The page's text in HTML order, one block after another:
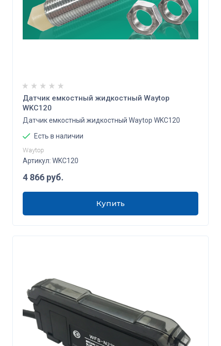
Датчик емкостный жидкостный Waytop
WKC120
Датчик емкостный жидкостный Waytop WKC120
Есть в наличии
Waytop
Артикул: WKC120
4 866 руб.
Купить